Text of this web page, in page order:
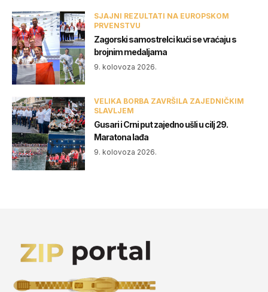
SJAJNI REZULTATI NA EUROPSKOM
PRVENSTVU
Zagorski samostrelci kući se vraćaju s
brojnim medaljama
9. kolovoza 2026.
VELIKA BORBA ZAVRŠILA ZAJEDNIČKIM
SLAVLJEM
Gusari i Crni put zajedno ušli u cilj 29.
Maratona lađa
9. kolovoza 2026.